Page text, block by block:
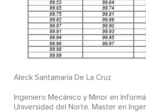
Aleck Santamaría De La Cruz
Ingeniero Mecánico y Minor en
Universidad del Norte. Master en